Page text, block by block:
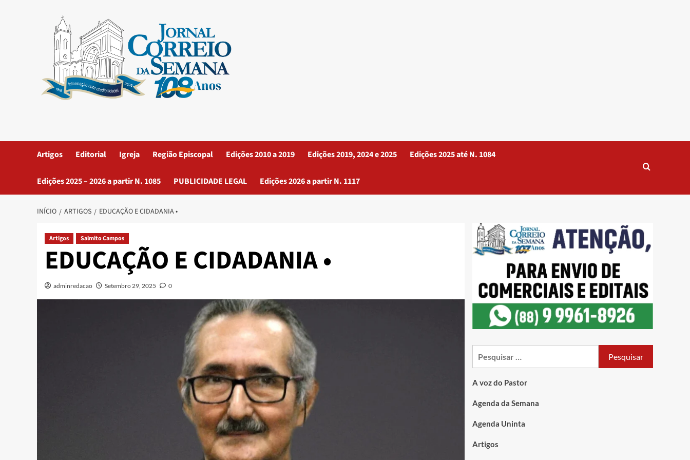
Artigos Editorial Igreja Região Episcopal Edições 2010 a 2019 Edições 2019, 2024 e 2025 Edições 2025 até N. 1084
Edições 2025 – 2026 a partir N. 1085 PUBLICIDADE LEGAL Edições 2026 a partir N. 1117
INÍCIO ARTIGOS EDUCAÇÃO E CIDADANIA •
Artigos Salmito Campos
EDUCAÇÃO E CIDADANIA •
adminredacao Setembro 29, 2025 0
A voz do Pastor
Agenda da Semana
Agenda Uninta
Artigos